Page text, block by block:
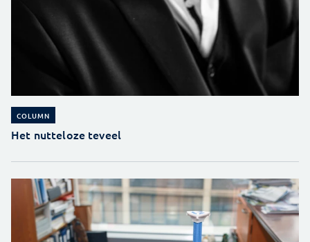
COLUMN
Het nutteloze teveel